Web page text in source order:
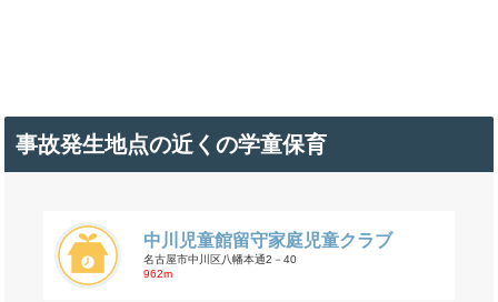
事故発生地点の近くの学童保育
中川児童館留守家庭児童クラブ
名古屋市中川区八幡本通2－40
962m